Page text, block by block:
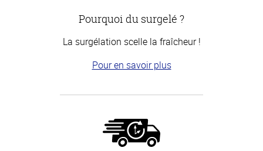
Pourquoi du surgelé ?
La surgélation scelle la fraîcheur !
Pour en savoir plus